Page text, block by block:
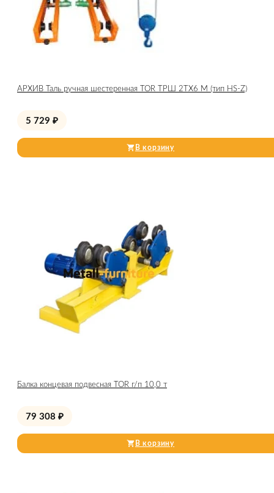
АРХИВ Таль ручная шестеренная TOR ТРШ 2ТХ6 М (тип HS-Z)
5 729 ₽
В корзину
Балка концевая подвесная TOR г/п 10,0 т
79 308 ₽
В корзину